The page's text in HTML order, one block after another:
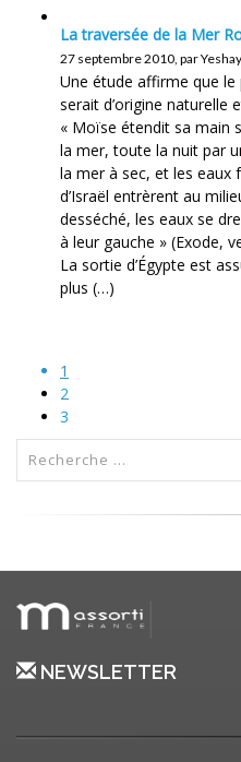
La traversée de la Mer
27 septembre 2010, par
Une étude affirme que
serait d’origine naturelle
« Moïse étendit sa main
la mer, toute la nuit par
la mer à sec, et les eaux
d’Israël entrèrent au
desséché, les eaux se
à leur gauche » (Exode,
La sortie d’Égypte est
plus (…)
1
2
3
NEWSLETTER